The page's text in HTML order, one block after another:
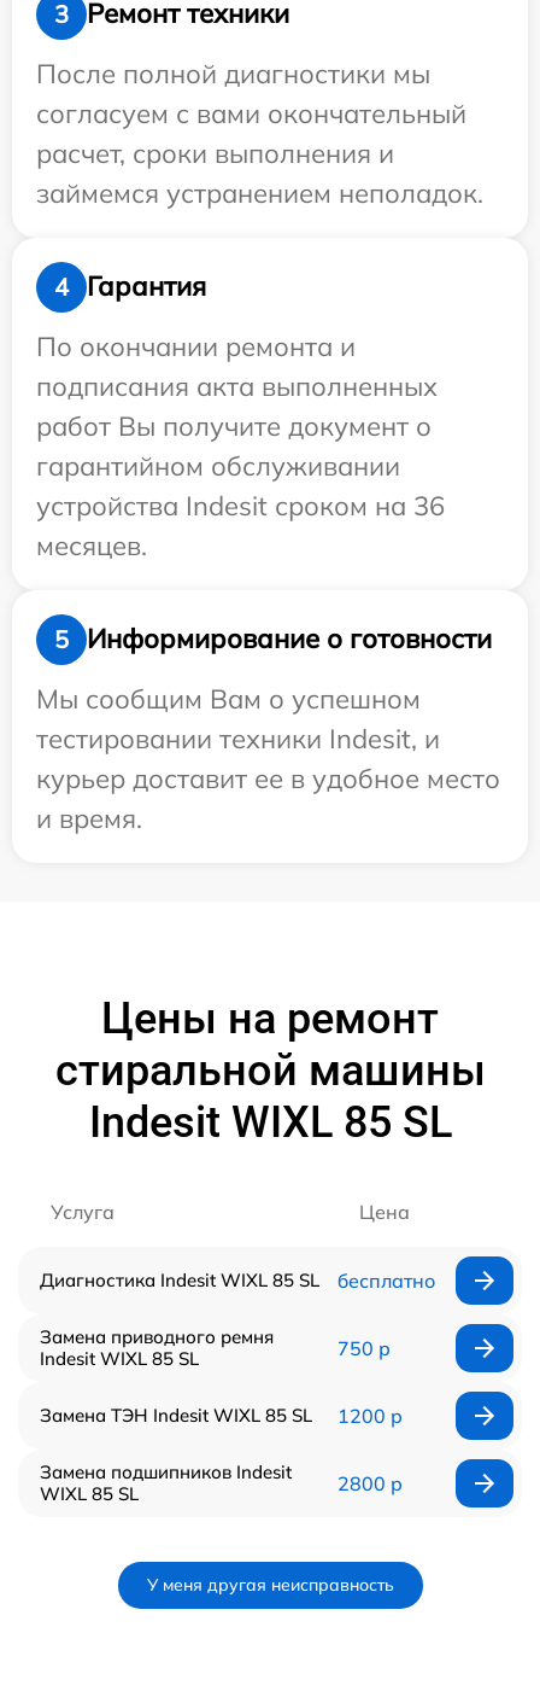
3
Ремонт техники
После полной диагностики мы
согласуем с вами окончательный
расчет, сроки выполнения и
займемся устранением неполадок.
4
Гарантия
По окончании ремонта и
подписания акта выполненных
работ Вы получите документ о
гарантийном обслуживании
устройства Indesit сроком на 36
месяцев.
5
Информирование о готовности
Мы сообщим Вам о успешном
тестировании техники Indesit, и
курьер доставит ее в удобное место
и время.
Цены на ремонт
стиральной машины
Indesit WIXL 85 SL
Услуга Цена
Диагностика Indesit WIXL 85 SL бесплатно
Замена приводного ремня
Indesit WIXL 85 SL
750 р
Замена ТЭН Indesit WIXL 85 SL 1200 р
Замена подшипников Indesit
WIXL 85 SL
2800 р
У меня другая неисправность